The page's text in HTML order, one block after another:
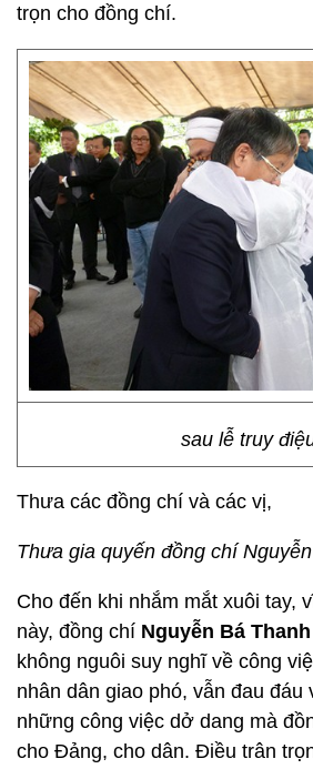
trọn cho đồng chí.
sau lễ truy
Thưa các đồng chí và các vị,
Thưa gia quyến đồng chí
Cho đến khi nhắm mắt xuôi tay,
này, đồng chí Nguyễn Bá Thanh
không nguôi suy nghĩ về công
nhân dân giao phó, vẫn đau đáu
những công việc dở dang mà
cho Đảng, cho dân. Điều trân